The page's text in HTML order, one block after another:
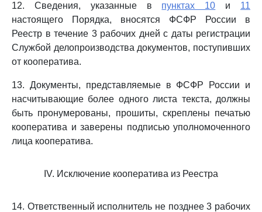
12. Сведения, указанные в пунктах 10 и 11
настоящего Порядка, вносятся ФСФР России в
Реестр в течение 3 рабочих дней с даты регистрации
Службой делопроизводства документов, поступивших
от кооператива.
13. Документы, представляемые в ФСФР России и
насчитывающие более одного листа текста, должны
быть пронумерованы, прошиты, скреплены печатью
кооператива и заверены подписью уполномоченного
лица кооператива.
IV. Исключение кооператива из Реестра
14. Ответственный исполнитель не позднее 3 рабочих